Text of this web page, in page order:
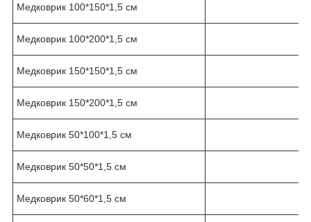
Медковрик 100*150*1,5 см
Медковрик 100*200*1,5 см
Медковрик 150*150*1,5 см
Медковрик 150*200*1,5 см
Медковрик 50*100*1,5 см
Медковрик 50*50*1,5 см
Медковрик 50*60*1,5 см